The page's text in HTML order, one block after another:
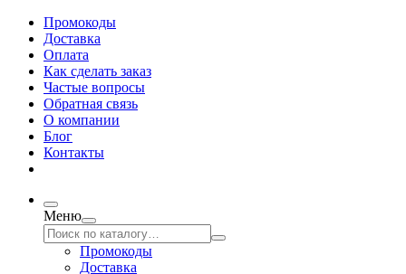
Промокоды
Доставка
Оплата
Как сделать заказ
Частые вопросы
Обратная связь
О компании
Блог
Контакты
Меню
Промокоды
Доставка